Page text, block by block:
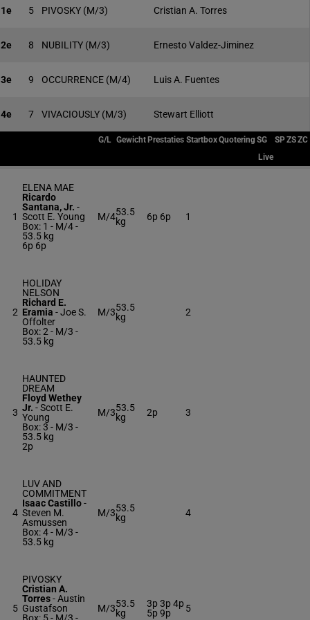
1e 5 PIVOSKY (M/3) Cristian A. Torres
2e 8 NUBILITY (M/3) Ernesto Valdez-Jiminez
3e 9 OCCURRENCE (M/4) Luis A. Fuentes
4e 7 VIVACIOUSLY (M/3) Stewart Elliott
G/L Gewicht Prestaties StartboxQuoteringSG SPZSZC
Live
1
ELENA MAE
Ricardo
Santana, Jr. -
Scott E. Young
Box: 1 - M/4 -
53.5 kg
6p 6p
M/453.5
kg
6p 6p 1
2
HOLIDAY
NELSON
Richard E.
Eramia -Joe S.
Offolter
Box: 2 - M/3 -
53.5 kg
M/353.5
kg
2
3
HAUNTED
DREAM
Floyd Wethey
Jr. -Scott E.
Young
Box: 3 - M/3 -
53.5 kg
2p
M/353.5
kg
2p 3
4
LUV AND
COMMITMENT
Isaac Castillo-
Steven M.
Asmussen
Box: 4 - M/3 -
53.5 kg
M/353.5
kg
4
5
PIVOSKY
Cristian A.
Torres-Austin
Gustafson
M/353.5
kg
3p 3p 4p
5p 9p
5